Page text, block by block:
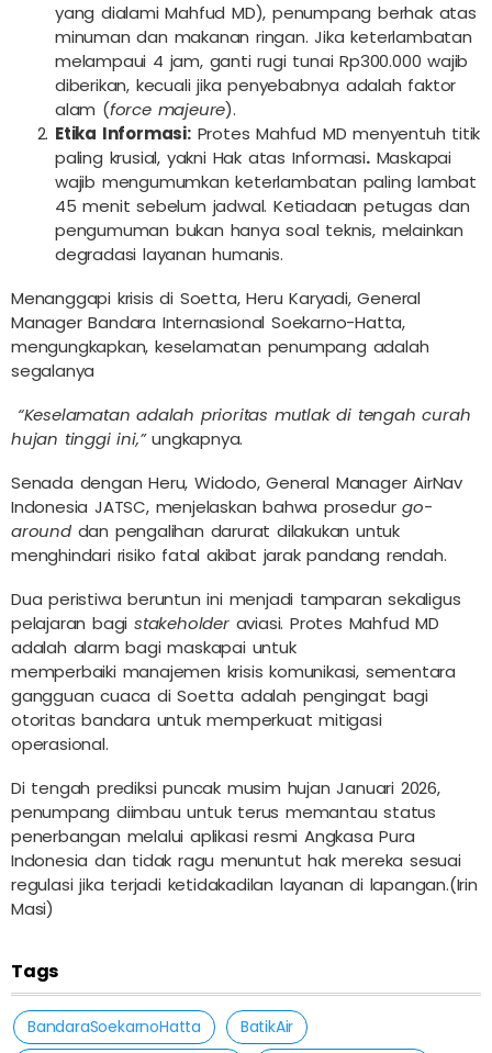
yang dialami Mahfud MD), penumpang berhak atas
minuman dan makanan ringan. Jika keterlambatan
melampaui 4 jam, ganti rugi tunai Rp300.000 wajib
diberikan, kecuali jika penyebabnya adalah faktor
alam (force majeure).
Etika Informasi:Protes Mahfud MD menyentuh titik
paling krusial, yakni Hak atas Informasi.Maskapai
wajib mengumumkan keterlambatan paling lambat
45 menit sebelum jadwal. Ketiadaan petugas dan
pengumuman bukan hanya soal teknis, melainkan
degradasi layanan humanis.
Menanggapi krisis di Soetta, Heru Karyadi, General
Manager Bandara Internasional Soekarno-Hatta,
mengungkapkan, keselamatan penumpang adalah
segalanya
“Keselamatan adalah prioritas mutlak di tengah curah
hujan tinggi ini,”ungkapnya.
Senada dengan Heru, Widodo, General Manager AirNav
Indonesia JATSC, menjelaskan bahwa prosedurgo-
arounddan pengalihan darurat dilakukan untuk
menghindari risiko fatal akibat jarak pandang rendah.
Dua peristiwa beruntun ini menjadi tamparan sekaligus
pelajaran bagistakeholderaviasi. Protes Mahfud MD
adalah alarm bagi maskapai untuk
memperbaiki manajemen krisis komunikasi, sementara
gangguan cuaca di Soetta adalah pengingat bagi
otoritas bandara untuk memperkuat mitigasi
operasional.
Di tengah prediksi puncak musim hujan Januari 2026,
penumpang diimbau untuk terus memantau status
penerbangan melalui aplikasi resmiAngkasa Pura
Indonesia dan tidak ragu menuntut hak mereka sesuai
regulasi jika terjadi ketidakadilan layanan di lapangan.(Irin
Masi)
Tags
BandaraSoekarnoHatta
BatikAir